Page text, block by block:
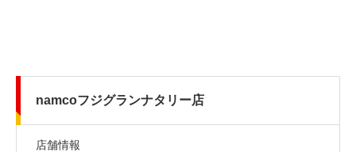
namcoフジグランナタリー店
店舗情報